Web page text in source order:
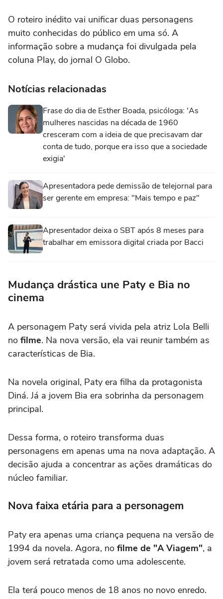
O roteiro inédito vai unificar duas personagens
muito conhecidas do público em uma só. A
informação sobre a mudança foi divulgada pela
coluna Play, do jornal O Globo.
Notícias relacionadas
Frase do dia de Esther Boada, psicóloga: 'As
mulheres nascidas na década de 1960
cresceram com a ideia de que precisavam dar
conta de tudo, porque era isso que a sociedade
exigia'
Apresentadora pede demissão de telejornal para
ser gerente em empresa: "Mais tempo e paz"
Apresentador deixa o SBT após 8 meses para
trabalhar em emissora digital criada por Bacci
Mudança drástica une Paty e Bia no
cinema
A personagem Paty será vivida pela atriz Lola Belli
no filme. Na nova versão, ela vai reunir também as
características de Bia.
Na novela original, Paty era filha da protagonista
Diná. Já a jovem Bia era sobrinha da personagem
principal.
Dessa forma, o roteiro transforma duas
personagens em apenas uma na nova adaptação. A
decisão ajuda a concentrar as ações dramáticas do
núcleo familiar.
Nova faixa etária para a personagem
Paty era apenas uma criança pequena na versão de
1994 da novela. Agora, no filme de "A Viagem", a
jovem será retratada como uma adolescente.
Ela terá pouco menos de 18 anos no novo enredo.